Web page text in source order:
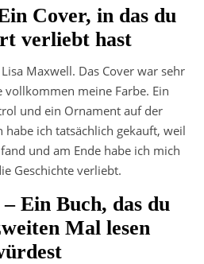
Cover, in das du
verliebt hast
Maxwell. Das Cover war sehr
vollkommen meine Farbe. Ein
und ein Ornament auf der
habe ich tatsächlich gekauft, weil
und am Ende habe ich mich
Geschichte verliebt.
Ein Buch, das du
Mal lesen